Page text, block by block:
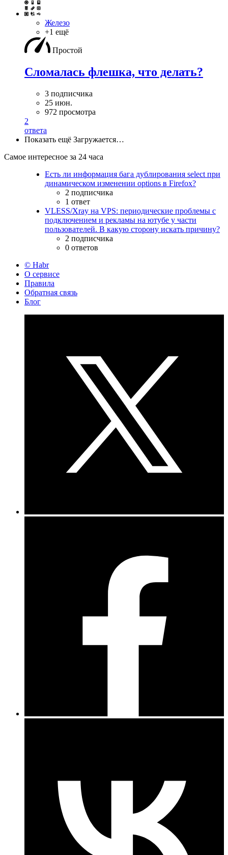
Железо
+1 ещё
Простой
Сломалась флешка, что делать?
3 подписчика
25 июн.
972 просмотра
2
ответа
Показать ещё Загружается…
Самое интересное за 24 часа
Есть ли информация бага дублирования select при
динамическом изменении options в Firefox?
2 подписчика
1 ответ
VLESS/Xray на VPS: периодические проблемы с
подключением и рекламы на ютубе у части
пользователей. В какую сторону искать причину?
2 подписчика
0 ответов
© Habr
О сервисе
Правила
Обратная связь
Блог